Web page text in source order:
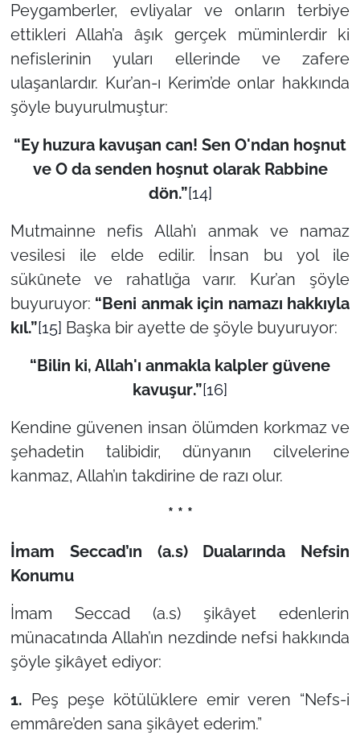
Peygamberler, evliyalar ve onların terbiye
ettikleri Allah’a âşık gerçek müminlerdir ki
nefislerinin yuları ellerinde ve zafere
ulaşanlardır. Kur’an-ı Kerim’de onlar hakkında
şöyle buyurulmuştur:
“Ey huzura kavuşan can! Sen O'ndan hoşnut
ve O da senden hoşnut olarak Rabbine
dön.”[14]
Mutmainne nefis Allah’ı anmak ve namaz
vesilesi ile elde edilir. İnsan bu yol ile
sükûnete ve rahatlığa varır. Kur’an şöyle
buyuruyor: “Beni anmak için namazı hakkıyla
kıl.”[15] Başka bir ayette de şöyle buyuruyor:
“Bilin ki, Allah'ı anmakla kalpler güvene
kavuşur.”[16]
Kendine güvenen insan ölümden korkmaz ve
şehadetin talibidir, dünyanın cilvelerine
kanmaz, Allah’ın takdirine de razı olur.
* * *
İmam Seccad’ın (a.s) Dualarında Nefsin
Konumu
İmam Seccad (a.s) şikâyet edenlerin
münacatında Allah’ın nezdinde nefsi hakkında
şöyle şikâyet ediyor:
1. Peş peşe kötülüklere emir veren “Nefs-i
emmâre’den sana şikâyet ederim.”